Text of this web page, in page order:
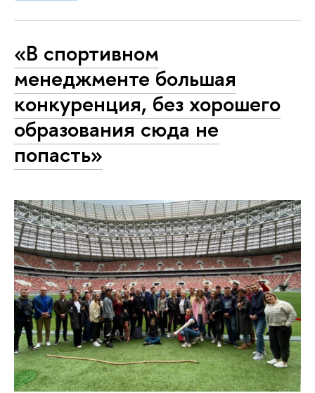
«В спортивном
менеджменте большая
конкуренция, без хорошего
образования сюда не
попасть»